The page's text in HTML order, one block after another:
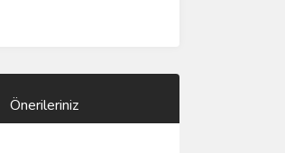
Önerileriniz